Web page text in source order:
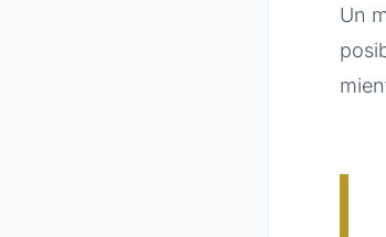
Un